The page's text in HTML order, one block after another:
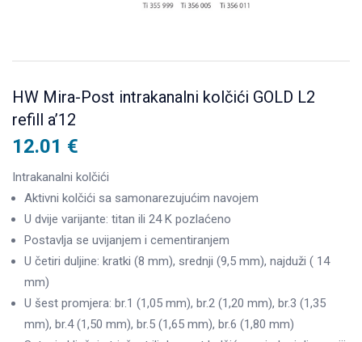
HW Mira-Post intrakanalni kolčići GOLD L2
refill a’12
12.01 €
Intrakanalni kolčići
Aktivni kolčići sa samonarezujućim navojem
U dvije varijante: titan ili 24 K pozlaćeno
Postavlja se uvijanjem i cementiranjem
U četiri duljine: kratki (8 mm), srednji (9,5 mm), najduži ( 14
mm)
U šest promjera: br.1 (1,05 mm), br.2 (1,20 mm), br.3 (1,35
mm), br.4 (1,50 mm), br.5 (1,65 mm), br.6 (1,80 mm)